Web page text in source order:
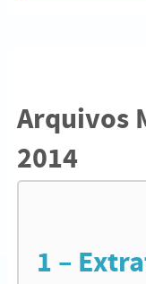
Arquivos
2014
1 –